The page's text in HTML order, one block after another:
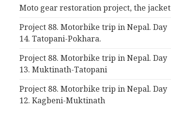
Moto gear restoration project, the jacket
Project 88. Motorbike trip in Nepal. Day
14. Tatopani-Pokhara.
Project 88. Motorbike trip in Nepal. Day
13. Muktinath-Tatopani
Project 88. Motorbike trip in Nepal. Day
12. Kagbeni-Muktinath